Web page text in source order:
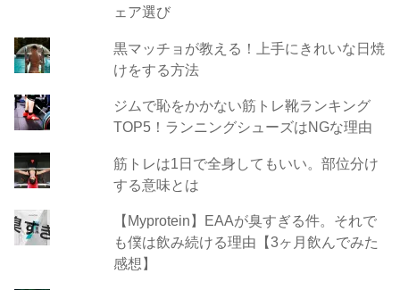
ェア選び
黒マッチョが教える！上手にきれいな日焼
けをする方法
ジムで恥をかかない筋トレ靴ランキング
TOP5！ランニングシューズはNGな理由
筋トレは1日で全身してもいい。部位分け
する意味とは
【Myprotein】EAAが臭すぎる件。それで
も僕は飲み続ける理由【3ヶ月飲んでみた
感想】